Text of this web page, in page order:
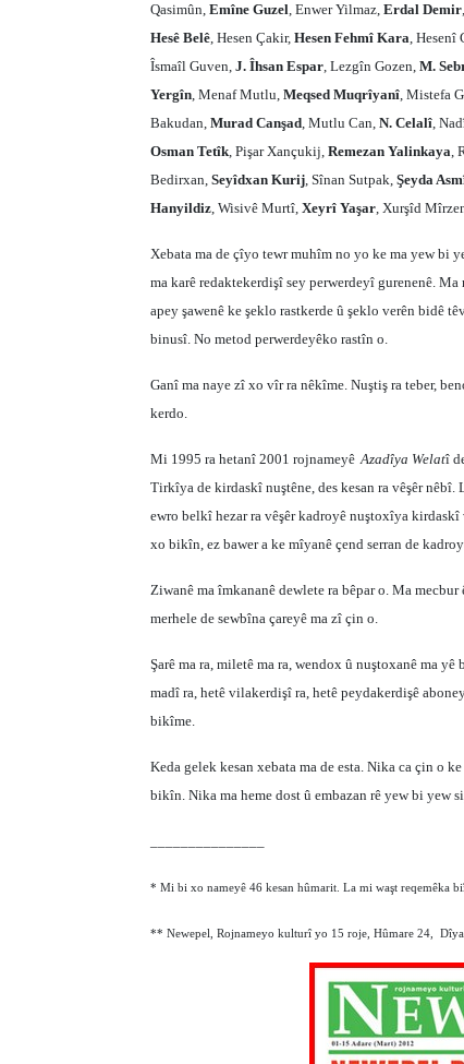
Qasimûn, Emîne Guzel, Enwer Yilmaz, Erdal Demir
Hesê Belê, Hesen Çakir, Hesen Fehmî Kara, Hesenî
Îsmaîl Guven, J. Îhsan Espar, Lezgîn Gozen, M.
Yergîn, Menaf Mutlu, Meqsed Muqrîyanî, Mistefa
Bakudan, Murad Canşad, Mutlu Can, N. Celalî,
Osman Tetîk, Pişar Xançukij, Remezan Yalinkaya,
Bedirxan, Seyîdxan Kurij, Sînan Sutpak, Şeyda
Hanyildiz, Wisivê Murtî, Xeyrî Yaşar, Xurşîd
Xebata ma de çîyo tewr muhîm no yo ke ma yew bi
ma karê redaktekerdişî sey perwerdeyî gurenenê.
apey şawenê ke şeklo rastkerde û şeklo verên bidê
binusî. No metod perwerdeyêko rastîn o.
Ganî ma naye zî xo vîr ra nêkîme. Nuştiş ra teber,
kerdo.
Mi 1995 ra hetanî 2001 rojnameyê Azadîya Welatî
Tirkîya de kirdaskî nuştêne, des kesan ra vêşêr nêbî.
ewro belkî hezar ra vêşêr kadroyê nuştoxîya
xo bikîn, ez bawer a ke mîyanê çend serran de
Ziwanê ma îmkananê dewlete ra bêpar o. Ma
merhele de sewbîna çareyê ma zî çin o.
Şarê ma ra, miletê ma ra, wendox û nuştoxanê ma
madî ra, hetê vilakerdişî ra, hetê peydakerdişê
bikîme.
Keda gelek kesan xebata ma de esta. Nika ca çin o
bikîn. Nika ma heme dost û embazan rê yew bi yew
* Mi bi xo nameyê 46 kesan hûmarit. La mi waşt reqemêka
** Newepel, Rojnameyo kulturî yo 15 roje, Hûmare 24,